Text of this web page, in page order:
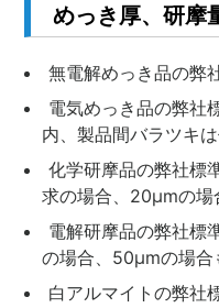
めっき厚、研摩
無電解めっき品の弊
電気めっき品の弊社
内、製品間バラツキは
化学研摩品の弊社標
求の場合、20μmの場
電解研摩品の弊社標
の場合、50μmの場合
白アルマイトの弊社